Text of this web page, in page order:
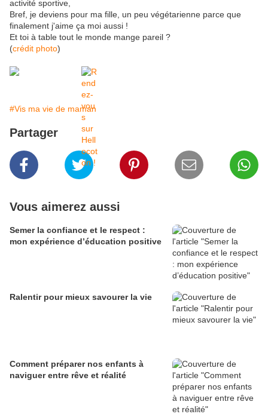
activité sportive,
Bref, je deviens pour ma fille, un peu végétarienne parce que
finalement j'aime ça moi aussi !
Et toi à table tout le monde mange pareil ?
(crédit photo)
#Vis ma vie de maman
Partager
Vous aimerez aussi
Semer la confiance et le respect :
mon expérience d’éducation positive
Ralentir pour mieux savourer la vie
Comment préparer nos enfants à
naviguer entre rêve et réalité